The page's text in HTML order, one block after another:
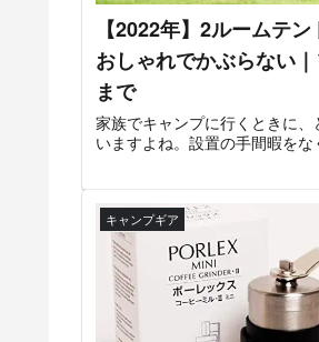
【2022年】2ルームテ
おしゃれでかぶらない
まで
家族でキャンプに行くときに
いますよね。設置の手間暇を
キャンプギア